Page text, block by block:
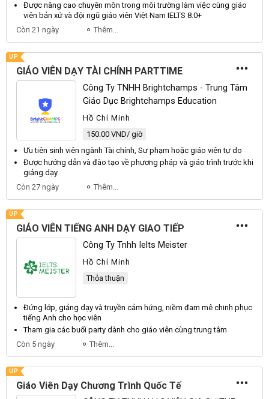
Được nâng cao chuyên môn trong môi trường làm việc cùng giáo
viên bản xứ và đội ngũ giáo viên Việt Nam IELTS 8.0+
Còn 21 ngày
Thêm...
UP
GIÁO VIÊN DẠY TÀI CHÍNH PARTTIME
Công Ty TNHH Brightchamps - Trung Tâm
Giáo Dục Brightchamps Education
Hồ Chí Minh
150.00 VND/ giờ
Ưu tiên sinh viên ngành Tài chính, Sư phạm hoặc giáo viên tự do
Được hướng dẫn và đào tạo về phương pháp và giáo trình trước khi
giảng dạy
Còn 27 ngày
Thêm...
UP
GIÁO VIÊN TIẾNG ANH DẠY GIAO TIẾP
Công Ty Tnhh Ielts Meister
Hồ Chí Minh
Thỏa thuận
Đứng lớp, giảng dạy và truyền cảm hứng, niềm đam mê chinh phục
tiếng Anh cho học viên
Tham gia các buổi party dành cho giáo viên cùng trung tâm
Còn 5 ngày
Thêm...
UP
Giáo Viên Dạy Chương Trình Quốc Tế